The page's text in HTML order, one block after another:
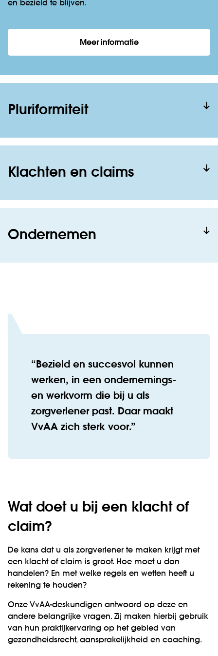
en bezield te blijven.
Meer informatie
Pluriformiteit
Klachten en claims
Ondernemen
Bezield en succesvol kunnen
werken, in een ondernemings-
en werkvorm die bij u als
zorgverlener past. Daar maakt
VvAA zich sterk voor.
Wat doet u bij een klacht of
claim?
De kans dat u als zorgverlener te maken krijgt met
een klacht of claim is groot. Hoe moet u dan
handelen? En met welke regels en wetten heeft u
rekening te houden?
Onze VvAA-deskundigen antwoord op deze en
andere belangrijke vragen. Zij maken hierbij gebruik
van hun praktijkervaring op het gebied van
gezondheidsrecht, aansprakelijkheid en coaching.